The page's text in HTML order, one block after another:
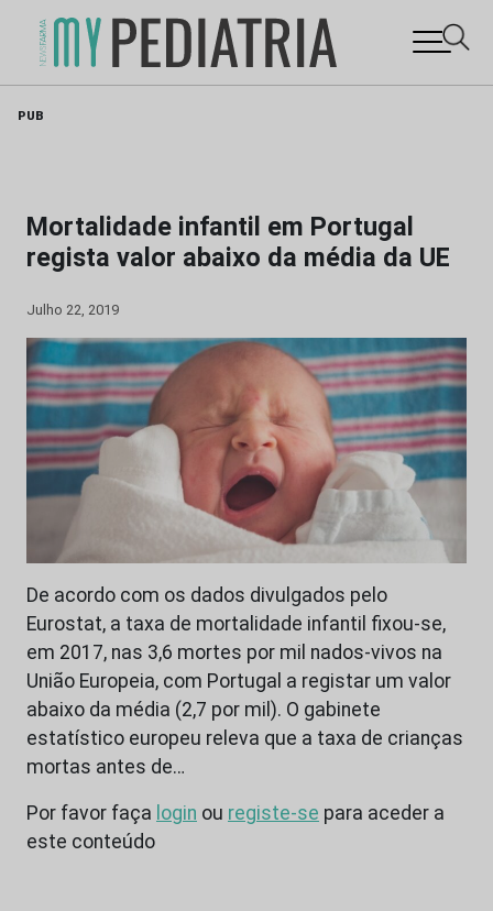
PUB
Mortalidade infantil em Portugal
regista valor abaixo da média da UE
Julho 22, 2019
De acordo com os dados divulgados pelo
Eurostat, a taxa de mortalidade infantil fixou-se,
em 2017, nas 3,6 mortes por mil nados-vivos na
União Europeia, com Portugal a registar um valor
abaixo da média (2,7 por mil). O gabinete
estatístico europeu releva que a taxa de crianças
mortas antes de…
Por favor faça login ou registe-se para aceder a
este conteúdo